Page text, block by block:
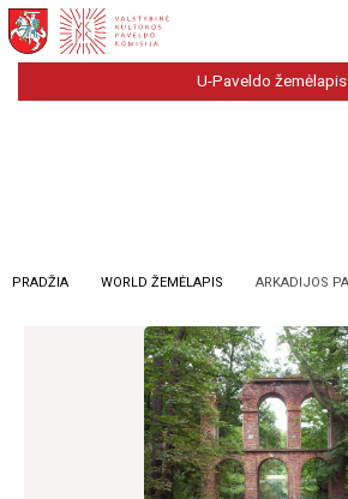
U-Paveldo žemėlapis
PRADŽIA WORLD ŽEMĖLAPIS ARKADIJOS